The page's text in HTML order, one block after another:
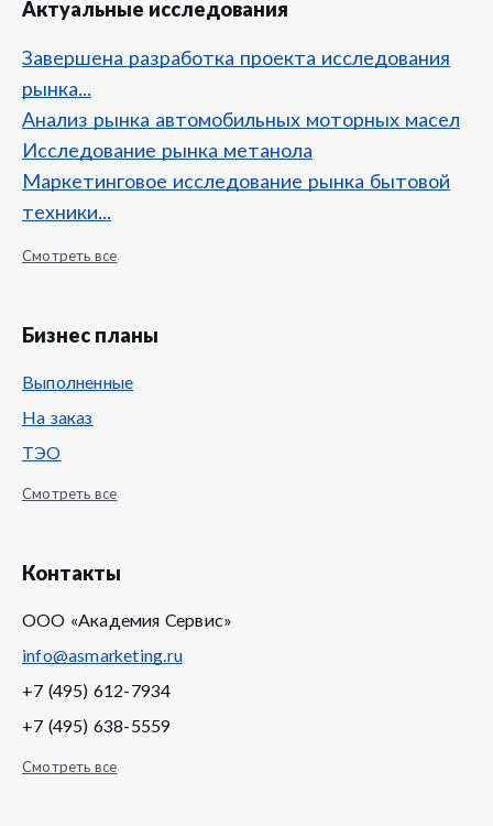
Актуальные исследования
Завершена разработка проекта исследования
рынка...
Анализ рынка автомобильных моторных масел
Исследование рынка метанола
Маркетинговое исследование рынка бытовой
техники...
Смотреть все
Бизнес планы
Выполненные
На заказ
ТЭО
Смотреть все
Контакты
ООО «Академия Сервис»
info@asmarketing.ru
+7 (495) 612-7934
+7 (495) 638-5559
Смотреть все